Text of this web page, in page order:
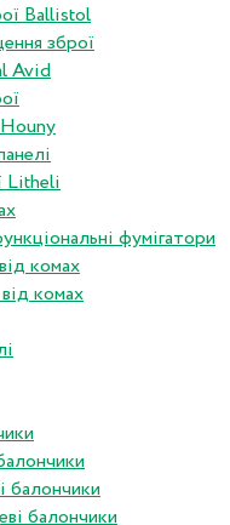
Ballistol
зброї
Avid
Litheli
фумігатори
комах
комах
балончики
балончики